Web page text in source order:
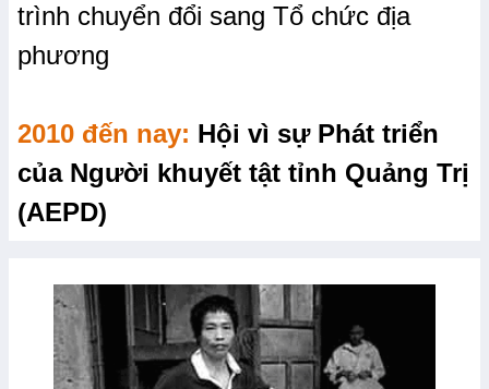
trình chuyển đổi sang Tổ chức địa
phương
2010 đến nay: Hội vì sự Phát triển
của Người khuyết tật tỉnh Quảng Trị
(AEPD)